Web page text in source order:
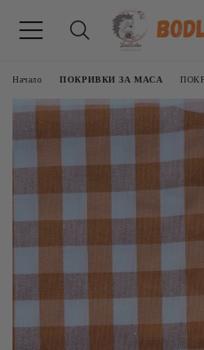
Начало ПОКРИВКИ ЗА МАСА